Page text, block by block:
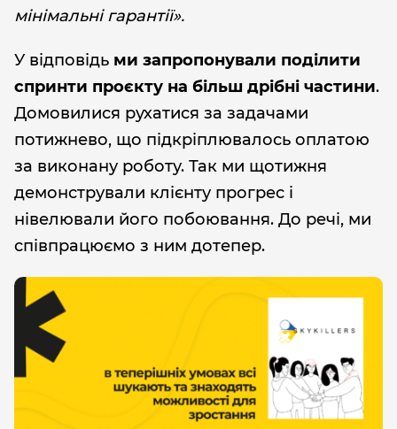
мінімальні гарантії».
У відповідь ми запропонували поділити
спринти проєкту на більш дрібні частини.
Домовилися рухатися за задачами
потижнево, що підкріплювалось оплатою
за виконану роботу. Так ми щотижня
демонстрували клієнту прогрес і
нівелювали його побоювання. До речі, ми
співпрацюємо з ним дотепер.